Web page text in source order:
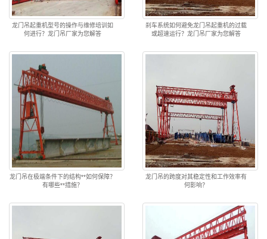
龙门吊起重机型号的操作与维修培训如
何进行？龙门吊厂家为您解答
刹车系统如何避免龙门吊起重机的过载
或超速运行？龙门吊厂家为您解答
龙门吊在极端条件下的结构**如何保障？
有哪些**措施？
龙门吊的跨度对其稳定性和工作效率有
何影响？